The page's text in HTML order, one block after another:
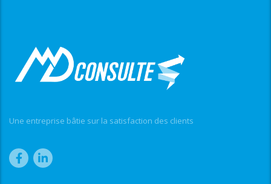
Une entreprise bâtie sur la satisfaction des clients